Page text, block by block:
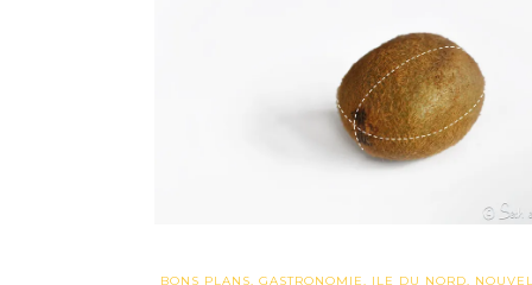
BONS PLANS, GASTRONOMIE, ILE DU NORD,